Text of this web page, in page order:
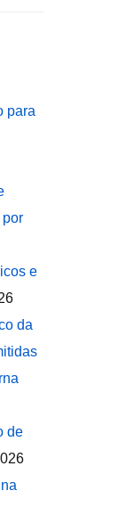
para
por
e
da
de